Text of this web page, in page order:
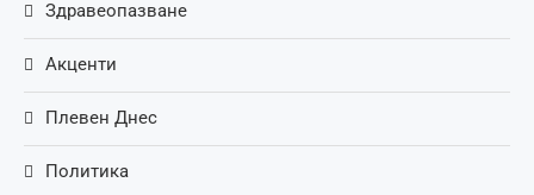
Здравеопазване
Акценти
Плевен Днес
Политика